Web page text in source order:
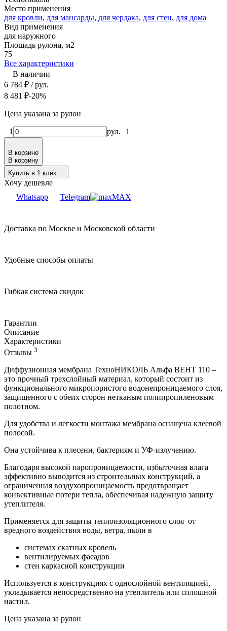
Место применения
для кровли, для мансарды, для чердака, для стен, для дома
Вид применения
для наружного
Площадь рулона, м2
75
Все характеристики
В наличии
6 784 ₽ / рул.
8 481 ₽-20%
Цена указана за рулон
1 рул. 1
В корзине
В корзину
Купить в 1 клик
Хочу дешевле
Whatsapp
Telegram MAX
Доставка по Москве и Московской области
Удобные способы оплаты
Гибкая система скидок
Гарантии
Описание
Характеристики
Отзывы 3
Диффузионная мембрана ТехноНИКОЛЬ Альфа ВЕНТ 110 –
это прочный трехслойный материал, который состоит из
функционального микропористого водонепроницаемого слоя,
защищенного с обеих сторон нетканым полипропиленовым
полотном.
Для удобства и легкости монтажа мембрана оснащена клеевой
полосой.
Она устойчива к плесени, бактериям и УФ-излучению.
Благодаря высокой паропроницаемости, избыточная влага
эффективно выводится из строительных конструкций, а
ограниченная воздухопроницаемость предотвращает
конвективные потери тепла, обеспечивая надежную защиту
утеплителя.
Применяется для защиты теплоизоляционного слоя от
вредного воздействия воды, ветра, пыли в
системах скатных кровель
вентилируемых фасадов
стен каркасной конструкции
Используется в конструкциях с однослойной вентиляцией,
укладывается непосредственно на утеплитель или сплошной
настил.
Цена указана за рулон